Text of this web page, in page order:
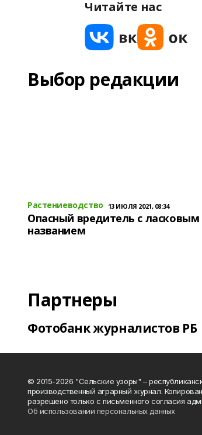
Читайте нас
Выбор редакции
Растениеводство 13 ИЮЛЯ 2021, 08:34
Опасный вредитель с ласковым
названием
Партнеры
Фотобанк журналистов РБ
© 2015-2026 "Сельские узоры" –
производственный аграрный журнал.
разрешено только с письменного согласия
Об использовании персональных данных